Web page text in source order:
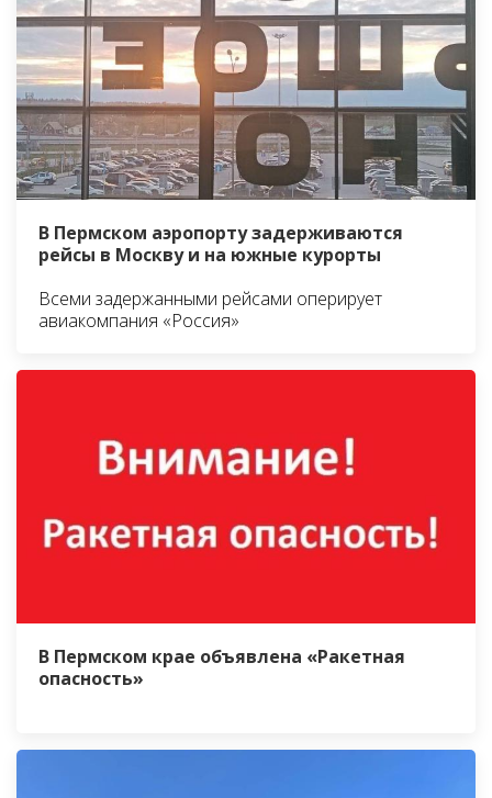
В Пермском аэропорту задерживаются
рейсы в Москву и на южные курорты
Всеми задержанными рейсами оперирует
авиакомпания «Россия»
В Пермском крае объявлена «Ракетная
опасность»